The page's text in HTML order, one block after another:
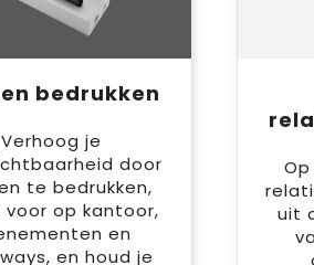
bedrukken
Verhoog je
door
te bedrukken,
voor op kantoor,
en
en houd je
uit